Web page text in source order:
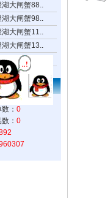
大闸蟹88..
大闸蟹98..
大闸蟹11..
大闸蟹13..
大闸蟹18..
： 0
： 0